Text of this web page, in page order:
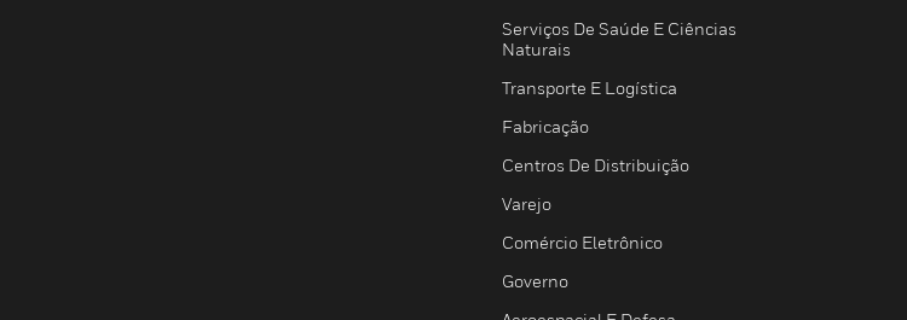
Serviços De Saúde E Ciências
Naturais
Transporte E Logística
Fabricação
Centros De Distribuição
Varejo
Comércio Eletrônico
Governo